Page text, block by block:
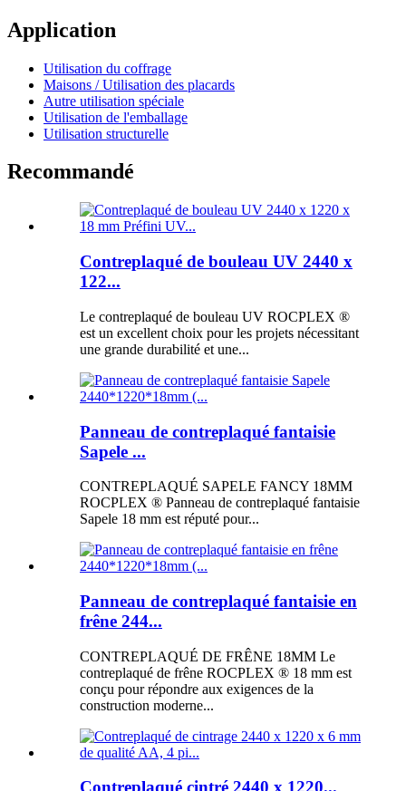
Application
Utilisation du coffrage
Maisons / Utilisation des placards
Autre utilisation spéciale
Utilisation de l'emballage
Utilisation structurelle
Recommandé
Contreplaqué de bouleau UV 2440 x
122...
Le contreplaqué de bouleau UV ROCPLEX ®
est un excellent choix pour les projets nécessitant
une grande durabilité et une...
Panneau de contreplaqué fantaisie
Sapele ...
CONTREPLAQUÉ SAPELE FANCY 18MM
ROCPLEX ® Panneau de contreplaqué fantaisie
Sapele 18 mm est réputé pour...
Panneau de contreplaqué fantaisie en
frêne 244...
CONTREPLAQUÉ DE FRÊNE 18MM Le
contreplaqué de frêne ROCPLEX ® 18 mm est
conçu pour répondre aux exigences de la
construction moderne...